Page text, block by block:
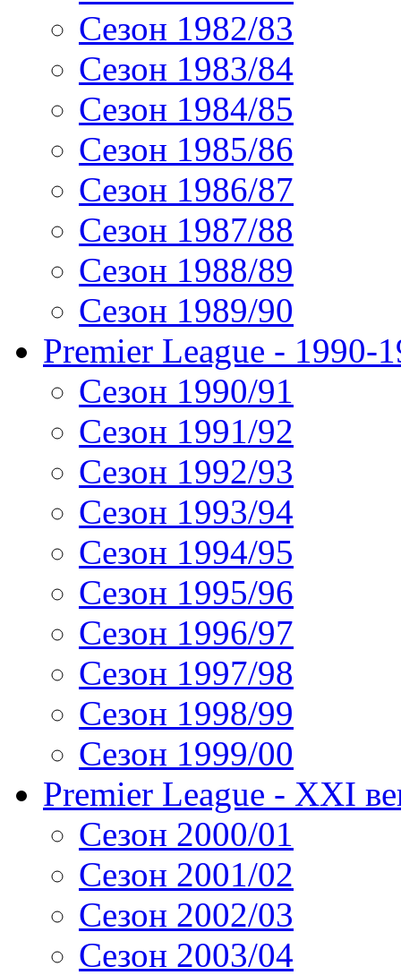
Сезон 1982/83
Сезон 1983/84
Сезон 1984/85
Сезон 1985/86
Сезон 1986/87
Сезон 1987/88
Сезон 1988/89
Сезон 1989/90
Premier League - 1990-
Сезон 1990/91
Сезон 1991/92
Сезон 1992/93
Сезон 1993/94
Сезон 1994/95
Сезон 1995/96
Сезон 1996/97
Сезон 1997/98
Сезон 1998/99
Сезон 1999/00
Premier League - XXI
Сезон 2000/01
Сезон 2001/02
Сезон 2002/03
Сезон 2003/04